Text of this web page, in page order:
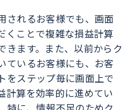
されるお客様でも、画面
くことで複雑な損益計算
きます。また、以前からク
ているお客様にも、お客
をステップ毎に画面上で
計算を効率的に進めてい